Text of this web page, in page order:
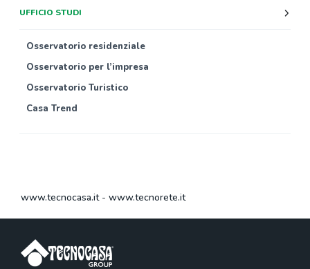
UFFICIO STUDI
Osservatorio residenziale
Osservatorio per l’impresa
Osservatorio Turistico
Casa Trend
www.tecnocasa.it- www.tecnorete.it